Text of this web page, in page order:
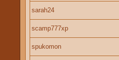
sarah24
scamp777xp
spukomon